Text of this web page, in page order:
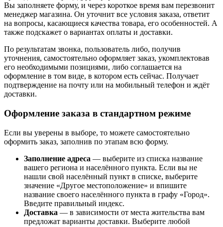
Вы заполняете форму, и через короткое время вам перезвонит
менеджер магазина. Он уточнит все условия заказа, ответит
на вопросы, касающиеся качества товара, его особенностей. А
также подскажет о вариантах оплаты и доставки.
По результатам звонка, пользователь либо, получив
уточнения, самостоятельно оформляет заказ, укомплектовав
его необходимыми позициями, либо соглашается на
оформление в том виде, в котором есть сейчас. Получает
подтверждение на почту или на мобильный телефон и ждёт
доставки.
Оформление заказа в стандартном режиме
Если вы уверены в выборе, то можете самостоятельно
оформить заказ, заполнив по этапам всю форму.
Заполнение адреса — выберите из списка название
вашего региона и населённого пункта. Если вы не
нашли свой населённый пункт в списке, выберите
значение «Другое местоположение» и впишите
название своего населённого пункта в графу «Город».
Введите правильный индекс.
Доставка — в зависимости от места жительства вам
предложат варианты доставки. Выберите любой